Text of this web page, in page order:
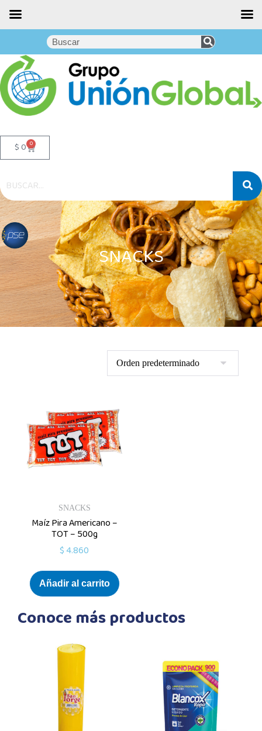
$0 0
SNACKS
SNACKS
SNACKS
Maíz Pira Americano –
TOT – 500g
$4.860
Añadir al carrito
Conoce más productos